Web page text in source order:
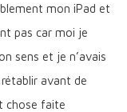
mon iPad et
pas car moi je
sens et je n’avais
avant de
chose faite